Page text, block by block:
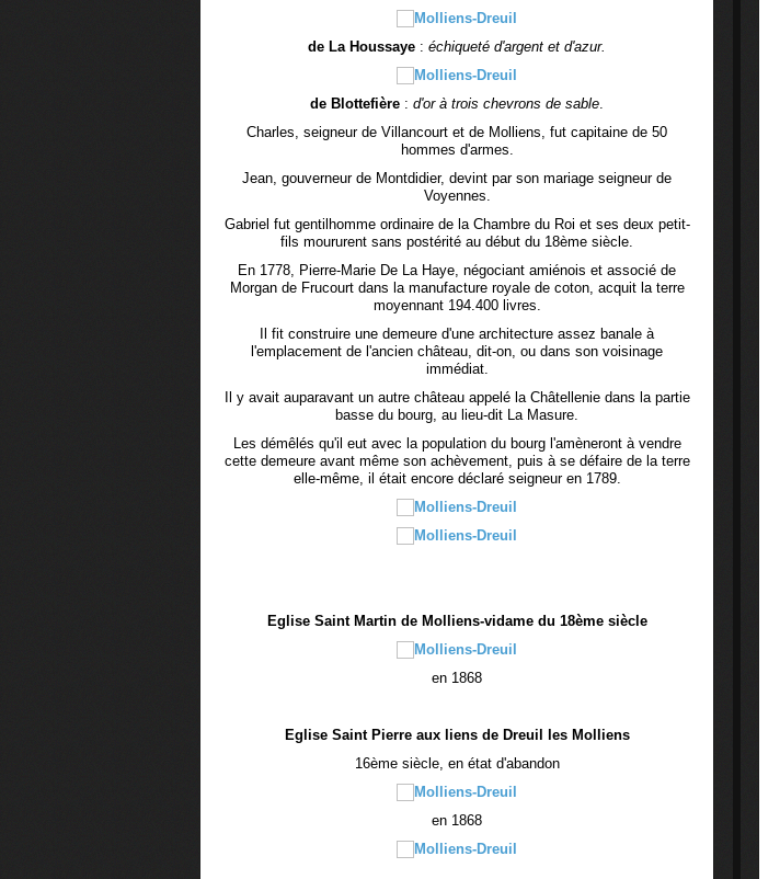
de La Houssaye : échiqueté d'argent et d'azur.
de Blottefière : d'or à trois chevrons de sable.
Charles, seigneur de Villancourt et de Molliens, fut capitaine de 50
hommes d'armes.
Jean, gouverneur de Montdidier, devint par son mariage seigneur de
Voyennes.
Gabriel fut gentilhomme ordinaire de la Chambre du Roi et ses deux petit-
fils moururent sans postérité au début du 18ème siècle.
En 1778, Pierre-Marie De La Haye, négociant amiénois et associé de
Morgan de Frucourt dans la manufacture royale de coton, acquit la terre
moyennant 194.400 livres.
Il fit construire une demeure d'une architecture assez banale à
l'emplacement de l'ancien château, dit-on, ou dans son voisinage
immédiat.
Il y avait auparavant un autre château appelé la Châtellenie dans la partie
basse du bourg, au lieu-dit La Masure.
Les démêlés qu'il eut avec la population du bourg l'amèneront à vendre
cette demeure avant même son achèvement, puis à se défaire de la terre
elle-même, il était encore déclaré seigneur en 1789.
Eglise Saint Martin de Molliens-vidame du 18ème siècle
en 1868
Eglise Saint Pierre aux liens de Dreuil les Molliens
16ème siècle, en état d'abandon
en 1868